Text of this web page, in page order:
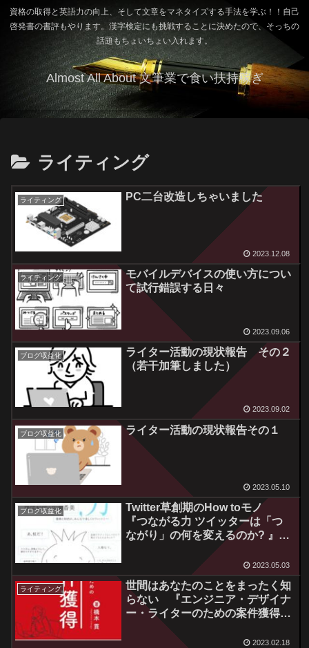
資格の取得と英語力の向上、そして文章をマネタイズする手法を学ぶ！！自己
啓発書の書評もやります。漢字検定にも挑戦することに決めたので、そっちの
話題もちょいちょい入れます。
Almost All About 文筆業で食い扶持稼ぎ
ライティング
ライティング PC二台改造しちゃいました
2023.12.08
ライティング
モバイルデバイスの使い方につい
て試行錯誤する日々
2023.09.06
ブログ収益化
ライター活動の現状報告 その２
（若干加筆しました）
2023.09.02
ブログ収益化 ライター活動の現状報告その１
2023.05.10
ブログ収益化
Twitter草創期のHow toモノ
『つながる力 ツイッターは「つ
ながり」の何を変えるのか? 』読
2023.05.03
ライティング
世間はあなたのことをまったく知
らない 『エンジニア・デザイナ
ー・ライターのための案件獲得:
ゼロからはじめての仕事が舞い込
む！』読後感
2023.02.18